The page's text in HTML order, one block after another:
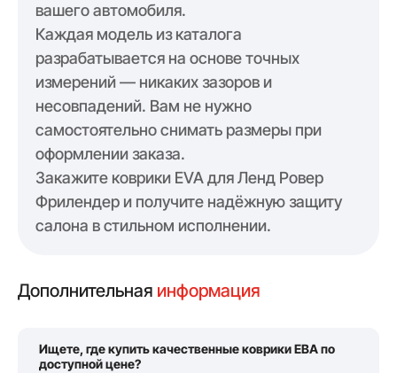
вашего автомобиля.
Каждая модель из каталога
разрабатывается на основе точных
измерений — никаких зазоров и
несовпадений. Вам не нужно
самостоятельно снимать размеры при
оформлении заказа.
Закажите коврики EVA для Ленд Ровер
Фрилендер и получите надёжную защиту
салона в стильном исполнении.
Дополнительная информация
Ищете, где купить качественные коврики ЕВА по
доступной цене?